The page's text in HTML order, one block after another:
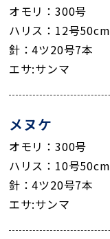
オモリ：300号
ハリス：12号50cm
針：4ツ20号7本
エサ:サンマ
メヌケ
オモリ：300号
ハリス：10号50cm
針：4ツ20号7本
エサ:サンマ